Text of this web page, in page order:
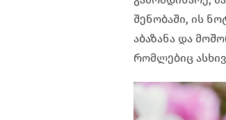
შენობაში, ის
აბაზანა და
რომლებიც